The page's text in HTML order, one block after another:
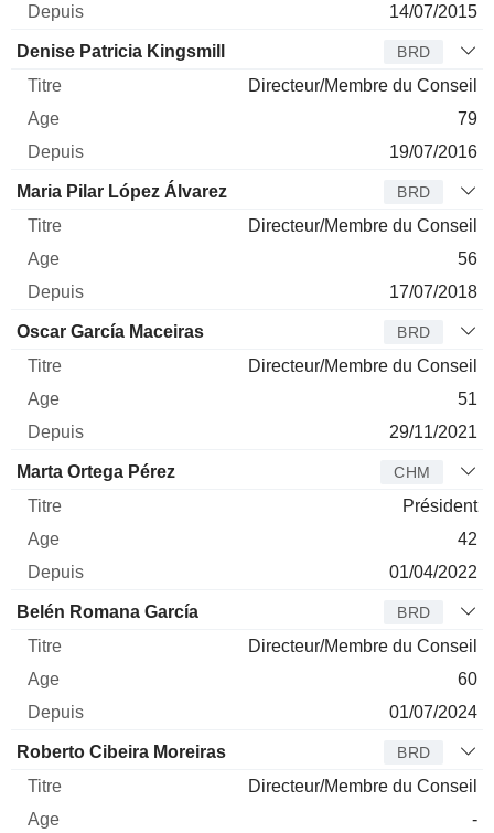
14/07/2015
Denise Patricia Kingsmill BRD
Directeur/Membre du Conseil
79
19/07/2016
Maria Pilar López Álvarez BRD
Directeur/Membre du Conseil
56
17/07/2018
Oscar García Maceiras BRD
Directeur/Membre du Conseil
51
29/11/2021
Marta Ortega Pérez CHM
Président
42
01/04/2022
Belén Romana García BRD
Directeur/Membre du Conseil
60
01/07/2024
Roberto Cibeira Moreiras BRD
Directeur/Membre du Conseil
-